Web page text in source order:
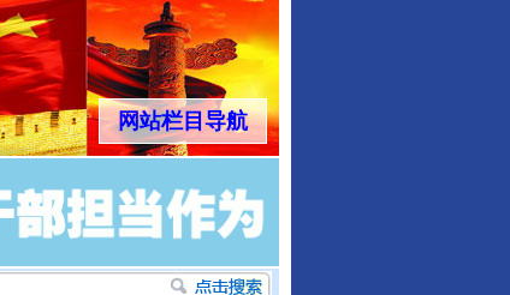
网站栏目导航